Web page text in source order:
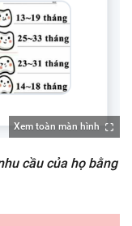
Xem toàn màn hình
cầu của họ bằng